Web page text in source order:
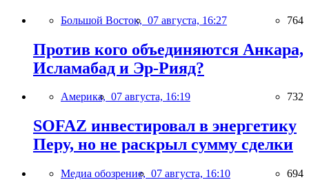
Большой Восток, 07 августа, 16:27 764
Против кого объединяются Анкара,
Исламабад и Эр-Рияд?
Америка, 07 августа, 16:19 732
SOFAZ инвестировал в энергетику
Перу, но не раскрыл сумму сделки
Медиа обозрение, 07 августа, 16:10 694